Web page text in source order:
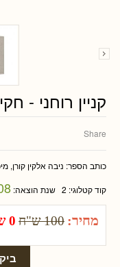
קניין רוחני -
Share
כותב הספר: ניבה אלקין קורן,
קוד קטלוגי: 2 שנת הוצאה:
מחיר: 100 ש"ח 0 ש"ח